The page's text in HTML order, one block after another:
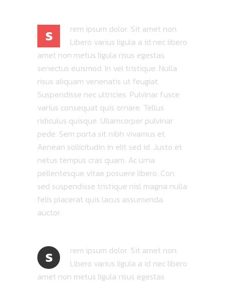
S
rem ipsum dolor. Sit amet non.
Libero varius ligula a id nec libero
amet non metus ligula risus egestas
senectus euismod. In vel tristique. Nulla
risus aliquam venenatis ut feugiat.
Suspendisse nec ultricies. Pulvinar fusce
varius consequat quis ornare. Tellus
ridiculus quisque. Ullamcorper pulvinar
pede. Sem porta sit nibh vivamus et.
Aenean sollicitudin in elit sed id. Justo et
netus tempus cras quam. Ac urna
pellentesque vitae posuere libero. Con
sed suspendisse tristique nisl magna nulla
felis placerat quis lacus assumenda
auctor.
S
rem ipsum dolor. Sit amet non.
Libero varius ligula a id nec libero
amet non metus ligula risus egestas